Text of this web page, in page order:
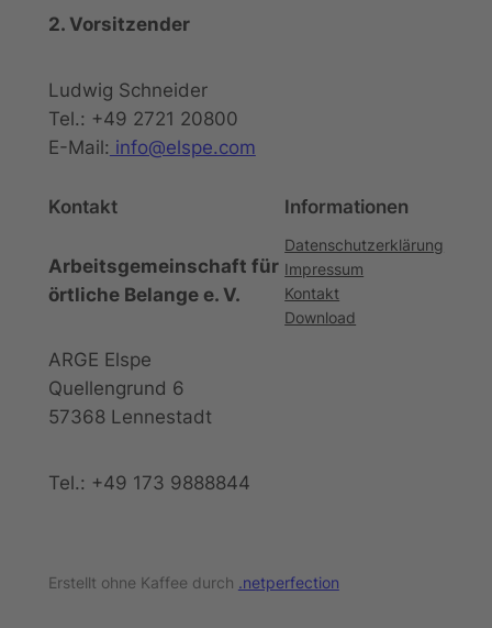
2. Vorsitzender
Ludwig Schneider
Tel.: +49 2721 20800
E-Mail: info@elspe.com
Kontakt
Arbeitsgemeinschaft für
örtliche Belange e. V.
ARGE Elspe
Quellengrund 6
57368 Lennestadt
Tel.: +49 173 9888844
Informationen
Datenschutzerklärung
Impressum
Kontakt
Download
Erstellt ohne Kaffee durch .netperfection